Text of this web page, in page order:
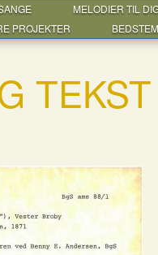
MELODIER TIL
PROJEKTER